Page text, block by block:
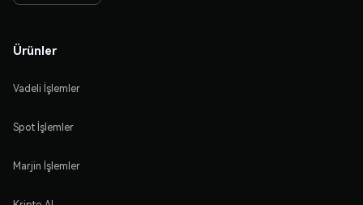
Ürünler
Vadeli İşlemler
Spot İşlemler
Marjin İşlemler